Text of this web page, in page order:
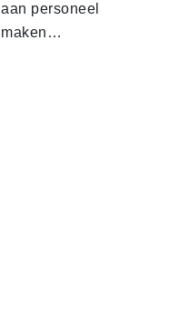
aan personeel
maken…